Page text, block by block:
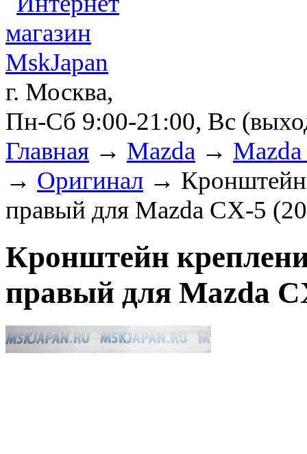
г. Москва,
Пн-Сб 9:00-21:00, Вс
Главная → Mazda →
→ Оригинал → Кронштейн
правый для Mazda CX-5
Кронштейн
правый для Mazda